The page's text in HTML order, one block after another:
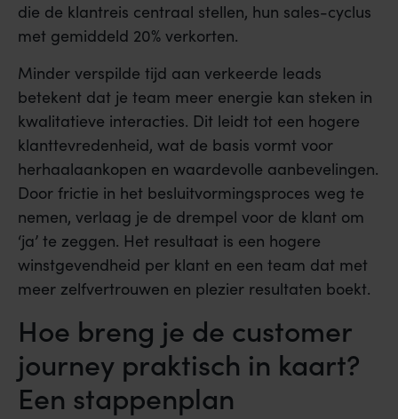
die de klantreis centraal stellen, hun sales-cyclus
met gemiddeld 20% verkorten.
Minder verspilde tijd aan verkeerde leads
betekent dat je team meer energie kan steken in
kwalitatieve interacties. Dit leidt tot een hogere
klanttevredenheid, wat de basis vormt voor
herhaalaankopen en waardevolle aanbevelingen.
Door frictie in het besluitvormingsproces weg te
nemen, verlaag je de drempel voor de klant om
‘ja’ te zeggen. Het resultaat is een hogere
winstgevendheid per klant en een team dat met
meer zelfvertrouwen en plezier resultaten boekt.
Hoe breng je de customer
journey praktisch in kaart?
Een stappenplan